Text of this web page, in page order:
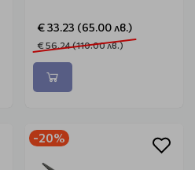
€ 33.23 (65.00 лв.)
€ 56.24 (110.00 лв.)
-20%